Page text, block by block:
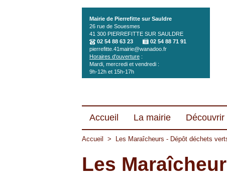
Mairie de Pierrefitte sur Sauldre
26 rue de Souesmes
41 300 PIERREFITTE SUR SAULDRE
02 54 88 63 23
02 54 88 71 91
pierrefitte.41mairie@wanadoo.fr
Horaires d'ouverture :
Mardi, mercredi et vendredi :
9h-12h et 15h-17h
Accueil La mairie
Accueil > Les Maraîcheurs - Dépôt déchets
Les